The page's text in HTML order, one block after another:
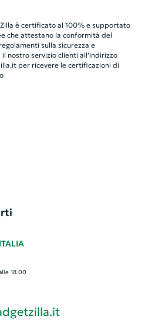
è certificato al 100% e supportato
che attestano la conformità del
sulla sicurezza e
nostro servizio clienti all’indirizzo
per ricevere le certificazioni di
18.00